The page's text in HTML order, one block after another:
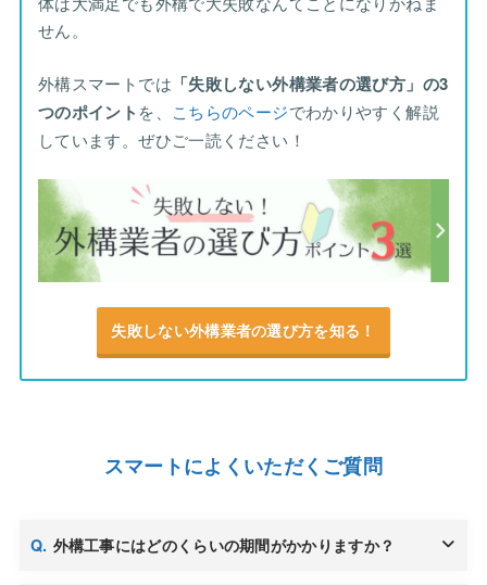
せん。
外構スマートでは 「失敗しない外構業者の選び方」の3
つのポイント を、 こちらのページでわかりやすく解説
しています。ぜひご一読ください！
失敗しない外構業者の選び方を知る！
スマートによくいただくご質問
外構工事にはどのくらいの期間がかかりますか？